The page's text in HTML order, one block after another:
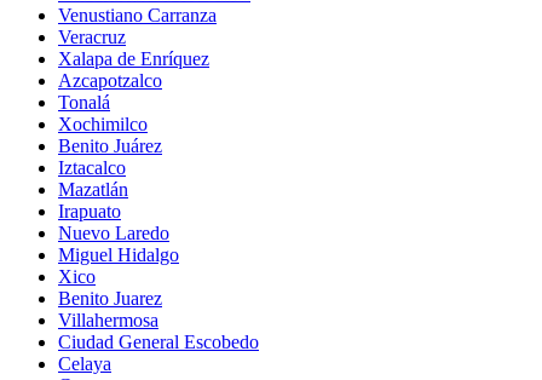
Venustiano Carranza
Veracruz
Xalapa de Enríquez
Azcapotzalco
Tonalá
Xochimilco
Benito Juárez
Iztacalco
Mazatlán
Irapuato
Nuevo Laredo
Miguel Hidalgo
Xico
Benito Juarez
Villahermosa
Ciudad General Escobedo
Celaya